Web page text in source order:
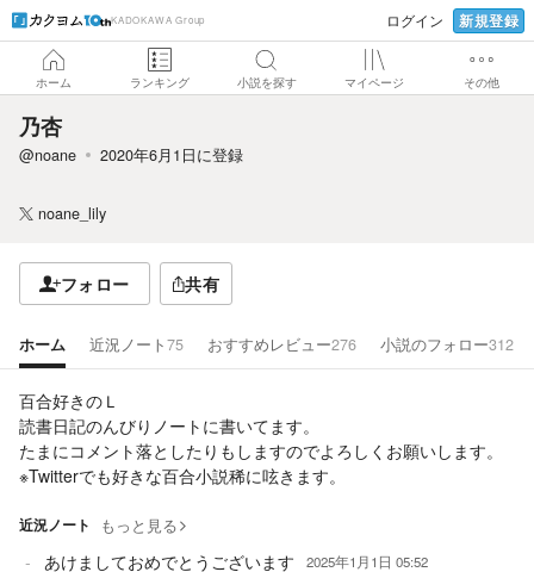
KADOKAWA Group ログイン 新規登録
ホーム ランキング 小説を探す マイページ その他
乃杏
@noane 2020年6月1日に登録
noane_lily
フォロー 共有
ホーム 近況ノート75 おすすめレビュー276 小説のフォロー312
百合好きのＬ
読書日記のんびりノートに書いてます。
たまにコメント落としたりもしますのでよろしくお願いします。
※Twitterでも好きな百合小説稀に呟きます。
近況ノート もっと見る
あけましておめでとうございます 2025年1月1日 05:52